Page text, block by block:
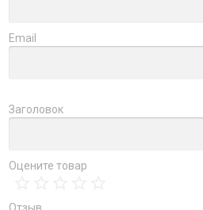
Email
Заголовок
Оцените товар
Отзыв